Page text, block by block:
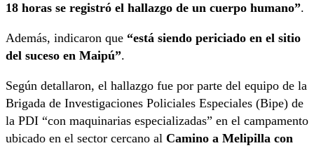
18 horas se registró el hallazgo de un cuerpo humano”.
Además, indicaron que “está siendo periciado en el sitio
del suceso en Maipú”.
Según detallaron, el hallazgo fue por parte del equipo de la
Brigada de Investigaciones Policiales Especiales (Bipe) de
la PDI “con maquinarias especializadas” en el campamento
ubicado en el sector cercano al Camino a Melipilla con